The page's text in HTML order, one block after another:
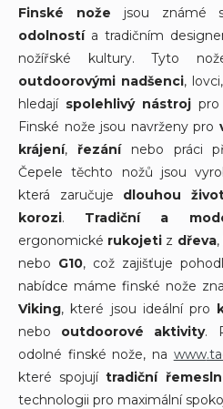
c
í
p
r
v
k
v
ý
p
s
u
k
o
v
n
í
Finské nože jsou známé
odolnostía tradičním
nožířské kultury. Tyto
outdoorovými nadšenci, lovci,
hledají spolehlivý nástroj
Finské nože jsou navrženy pro
krájení, řezánínebo práci
Čepele těchto nožů jsou
která zaručuje dlouhou
korozi. Tradiční a
ergonomické rukojeti z dřeva,
nebo G10, což zajišťuje
nabídce máme finské nože
Viking, které jsou ideální pro
nebo outdoorové aktivity.
odolné finské nože, na www
které spojujítradiční
technologii pro maximální